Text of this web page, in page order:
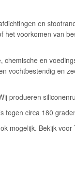
en
voorkomen van
en
vochtbestendig en
produeren
tegen circa 180
mogelijk. Bekijk